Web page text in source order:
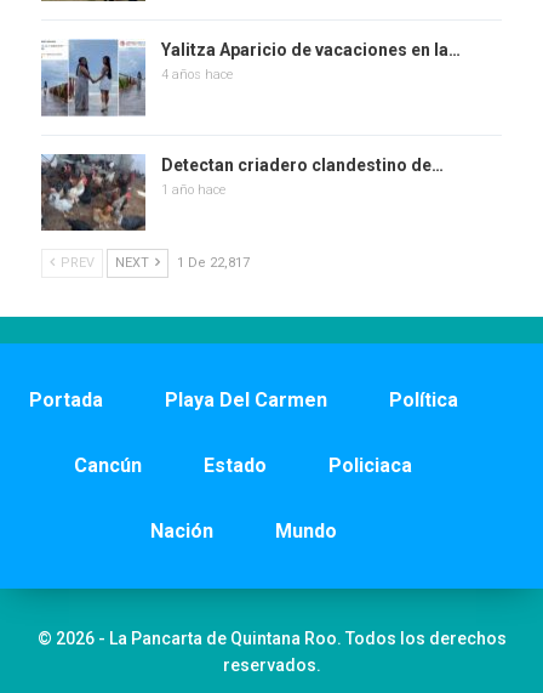
Yalitza Aparicio de vacaciones en la…
4 años hace
Detectan criadero clandestino de…
1 año hace
PREV NEXT 1 De 22,817
Portada Playa Del Carmen Política
Cancún Estado Policiaca
Nación Mundo
© 2026 - La Pancarta de Quintana Roo. Todos los derechos
reservados.